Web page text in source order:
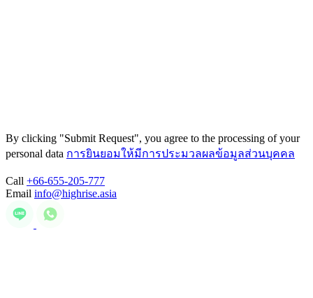
By clicking "Submit Request", you agree to the processing of your
personal data การยินยอมให้มีการประมวลผลข้อมูลส่วนบุคคล
Call +66-655-205-777
Email info@highrise.asia